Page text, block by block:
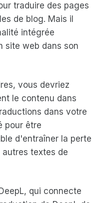
traduire des pages
de blog. Mais il
intégrée
site web dans son
vous devriez
le contenu dans
dans votre
pour être
d'entraîner la perte
textes de
qui connecte